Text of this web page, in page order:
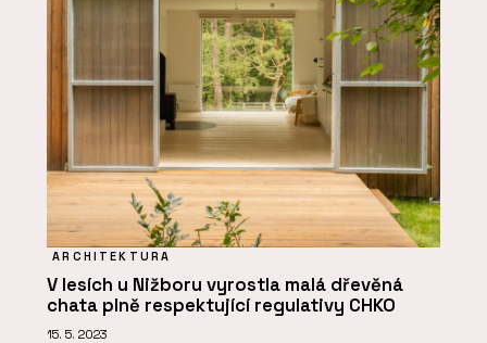
ARCHITEKTURA
V lesích u Nižboru vyrostla malá dřevěná
chata plně respektující regulativy CHKO
15. 5. 2023